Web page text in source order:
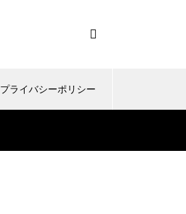
プライバシーポリシー